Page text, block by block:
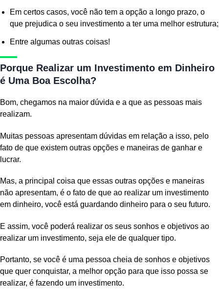
Em certos casos, você não tem a opção a longo prazo, o
que prejudica o seu investimento a ter uma melhor estrutura;
Entre algumas outras coisas!
Porque Realizar um Investimento em Dinheiro
é Uma Boa Escolha?
Bom, chegamos na maior dúvida e a que as pessoas mais
realizam.
Muitas pessoas apresentam dúvidas em relação a isso, pelo
fato de que existem outras opções e maneiras de ganhar e
lucrar.
Mas, a principal coisa que essas outras opções e maneiras
não apresentam, é o fato de que ao realizar um investimento
em dinheiro, você está guardando dinheiro para o seu futuro.
E assim, você poderá realizar os seus sonhos e objetivos ao
realizar um investimento, seja ele de qualquer tipo.
Portanto, se você é uma pessoa cheia de sonhos e objetivos
que quer conquistar, a melhor opção para que isso possa se
realizar, é fazendo um investimento.